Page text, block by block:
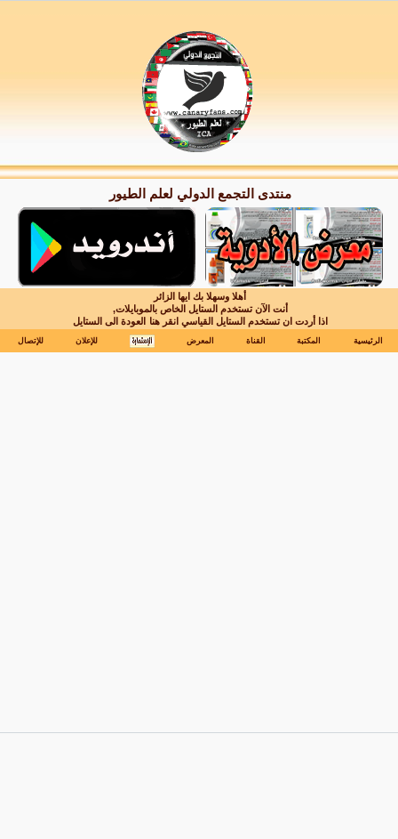
منتدى التجمع الدولي لعلم الطيور
أهلا وسهلا بك ايها الزائر
أنت الآن تستخدم الستايل الخاص بالموبايلات,
اذا أردت ان تستخدم الستايل القياسي انقر هناالعودة الى الستايل
الرئيسية المكتبة القناة المعرض للإعلان للإتصال